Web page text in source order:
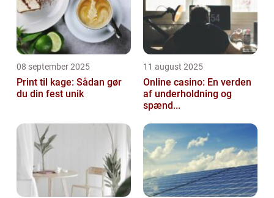
08 september 2025
Print til kage: Sådan gør
du din fest unik
11 august 2025
Online casino: En verden
af underholdning og
spænd...